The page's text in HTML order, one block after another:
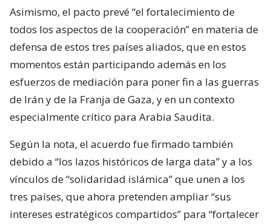
Asimismo, el pacto prevé “el fortalecimiento de
todos los aspectos de la cooperación” en materia de
defensa de estos tres países aliados, que en estos
momentos están participando además en los
esfuerzos de mediación para poner fin a las guerras
de Irán y de la Franja de Gaza, y en un contexto
especialmente crítico para Arabia Saudita.
Según la nota, el acuerdo fue firmado también
debido a “los lazos históricos de larga data” y a los
vínculos de “solidaridad islámica” que unen a los
tres países, que ahora pretenden ampliar “sus
intereses estratégicos compartidos” para “fortalecer